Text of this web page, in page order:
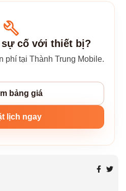
sự cố với thiết bị?
phí tại Thành Trung Mobile.
bảng giá
lịch ngay